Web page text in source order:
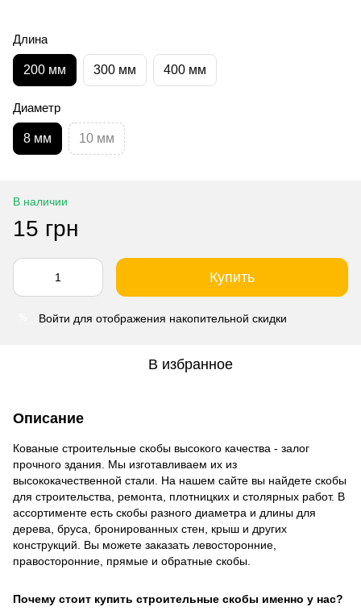
Длина
200 мм 300 мм 400 мм
Диаметр
8 мм 10 мм
В наличии
15 грн
Купить
Войти для отображения накопительной скидки
В избранное
Описание
Кованые строительные скобы высокого качества - залог
прочного здания. Мы изготавливаем их из
высококачественной стали. На нашем сайте вы найдете скобы
для строительства, ремонта, плотницких и столярных работ. В
ассортименте есть скобы разного диаметра и длины для
дерева, бруса, бронированных стен, крыш и других
конструкций. Вы можете заказать левосторонние,
правосторонние, прямые и обратные скобы.
Почему стоит купить строительные скобы именно у нас?